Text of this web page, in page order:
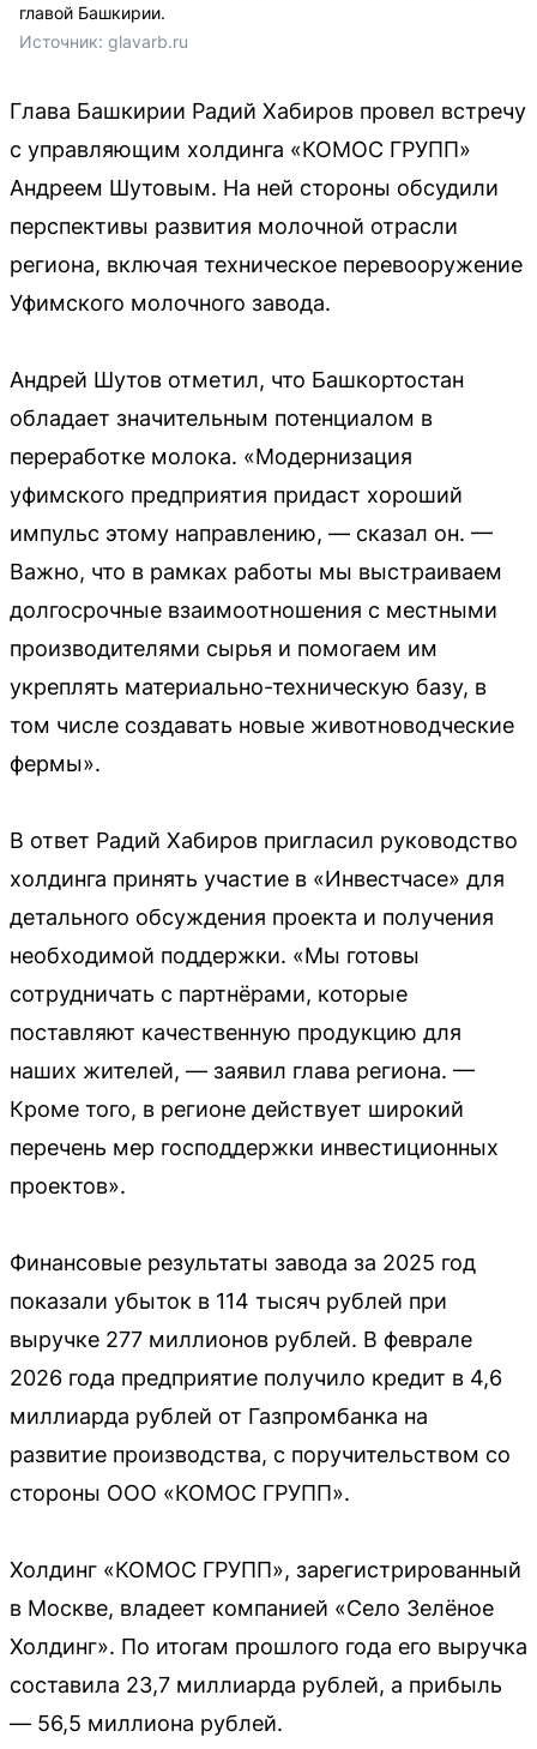
главой Башкирии.
Источник: glavarb.ru
Глава Башкирии Радий Хабиров провел встречу
с управляющим холдинга «КОМОС ГРУПП»
Андреем Шутовым. На ней стороны обсудили
перспективы развития молочной отрасли
региона, включая техническое перевооружение
Уфимского молочного завода.
Андрей Шутов отметил, что Башкортостан
обладает значительным потенциалом в
переработке молока. «Модернизация
уфимского предприятия придаст хороший
импульс этому направлению, — сказал он. —
Важно, что в рамках работы мы выстраиваем
долгосрочные взаимоотношения с местными
производителями сырья и помогаем им
укреплять материально-техническую базу, в
том числе создавать новые животноводческие
фермы».
В ответ Радий Хабиров пригласил руководство
холдинга принять участие в «Инвестчасе» для
детального обсуждения проекта и получения
необходимой поддержки. «Мы готовы
сотрудничать с партнёрами, которые
поставляют качественную продукцию для
наших жителей, — заявил глава региона. —
Кроме того, в регионе действует широкий
перечень мер господдержки инвестиционных
проектов».
Финансовые результаты завода за 2025 год
показали убыток в 114 тысяч рублей при
выручке 277 миллионов рублей. В феврале
2026 года предприятие получило кредит в 4,6
миллиарда рублей от Газпромбанка на
развитие производства, с поручительством со
стороны ООО «КОМОС ГРУПП».
Холдинг «КОМОС ГРУПП», зарегистрированный
в Москве, владеет компанией «Село Зелёное
Холдинг». По итогам прошлого года его выручка
составила 23,7 миллиарда рублей, а прибыль
— 56,5 миллиона рублей.